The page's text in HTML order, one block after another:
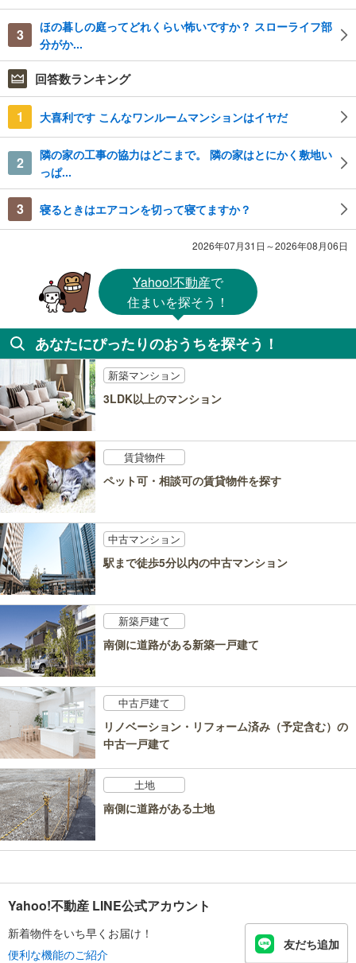
3
ほの暮しの庭ってどれくらい怖いですか？ スローライフ部
分がか...
回答数ランキング
1 大喜利です こんなワンルームマンションはイヤだ
2
隣の家の工事の協力はどこまで。 隣の家はとにかく敷地い
っぱ...
3 寝るときはエアコンを切って寝てますか？
2026年07月31日～2026年08月06日
Yahoo!不動産で
住まいを探そう！
あなたにぴったりのおうちを探そう！
新築マンション
3LDK以上のマンション
賃貸物件
ペット可・相談可の賃貸物件を探す
中古マンション
駅まで徒歩5分以内の中古マンション
新築戸建て
南側に道路がある新築一戸建て
中古戸建て
リノベーション・リフォーム済み（予定含む）の
中古一戸建て
土地
南側に道路がある土地
Yahoo!不動産 LINE公式アカウント
新着物件をいち早くお届け！
便利な機能のご紹介
友だち追加